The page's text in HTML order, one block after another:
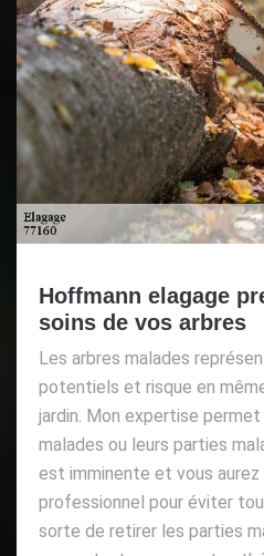
Hoffmann elagage
soins de vos arbres
Les arbres malades
potentiels et risque en
jardin. Mon expertise
malades ou leurs parties
est imminente et vous aurez
professionnel pour éviter
sorte de retirer les parties